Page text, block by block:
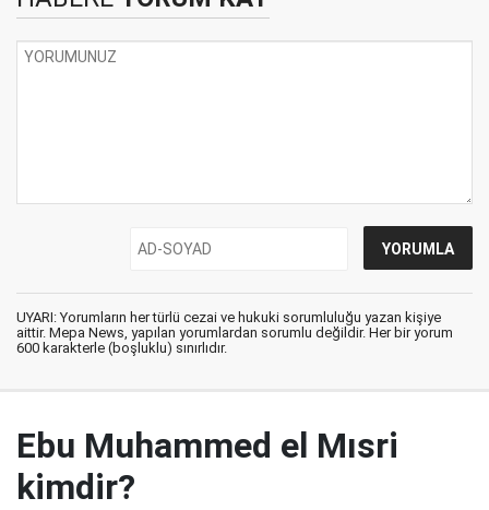
UYARI: Yorumların her türlü cezai ve hukuki sorumluluğu yazan kişiye
aittir. Mepa News, yapılan yorumlardan sorumlu değildir. Her bir yorum
600 karakterle (boşluklu) sınırlıdır.
Ebu Muhammed el Mısri
kimdir?